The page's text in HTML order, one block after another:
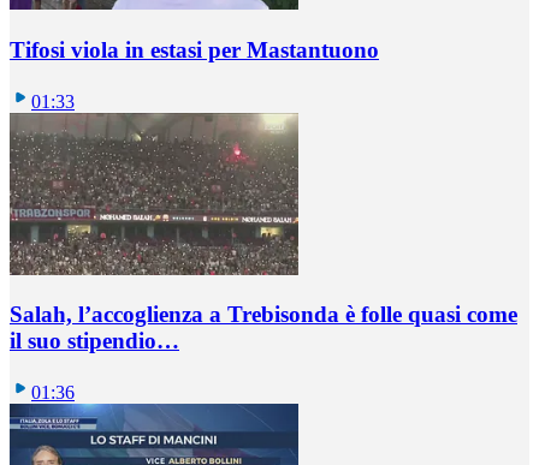
Tifosi viola in estasi per Mastantuono
01:33
Salah, l’accoglienza a Trebisonda è folle quasi come
il suo stipendio…
01:36